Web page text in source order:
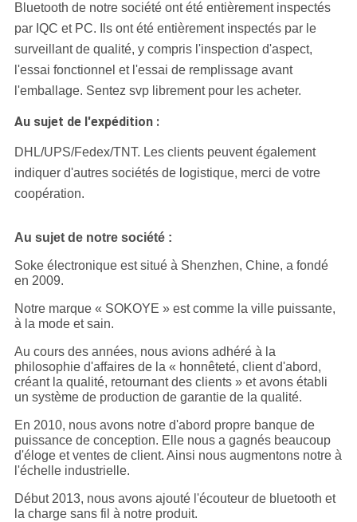
Bluetooth de notre société ont été entièrement inspectés
par IQC et PC. Ils ont été entièrement inspectés par le
surveillant de qualité, y compris l'inspection d'aspect,
l'essai fonctionnel et l'essai de remplissage avant
l'emballage. Sentez svp librement pour les acheter.
Au sujet de l'expédition :
DHL/UPS/Fedex/TNT. Les clients peuvent également
indiquer d'autres sociétés de logistique, merci de votre
coopération.
Au sujet de notre société :
Soke électronique est situé à Shenzhen, Chine, a fondé
en 2009.
Notre marque « SOKOYE » est comme la ville puissante,
à la mode et sain.
Au cours des années, nous avions adhéré à la
philosophie d'affaires de la « honnêteté, client d'abord,
créant la qualité, retournant des clients » et avons établi
un système de production de garantie de la qualité.
En 2010, nous avons notre d'abord propre banque de
puissance de conception. Elle nous a gagnés beaucoup
d'éloge et ventes de client. Ainsi nous augmentons notre à
l'échelle industrielle.
Début 2013, nous avons ajouté l'écouteur de bluetooth et
la charge sans fil à notre produit.